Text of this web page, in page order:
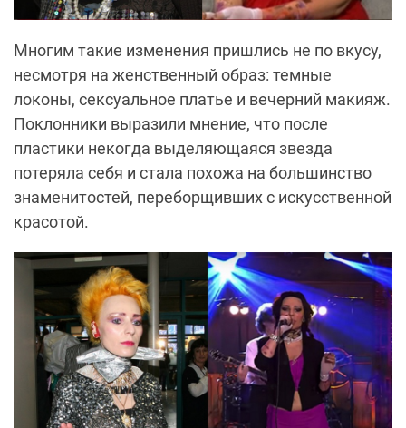
Многим такие изменения пришлись не по вкусу,
несмотря на женственный образ: темные
локоны, сексуальное платье и вечерний макияж.
Поклонники выразили мнение, что после
пластики некогда выделяющаяся звезда
потеряла себя и стала похожа на большинство
знаменитостей, переборщивших с искусственной
красотой.